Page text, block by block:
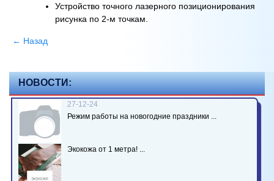
НОВОСТИ:
27-12-24
Режим работы на новогодние праздники ...
Экокожа от 1 метра! ...
Устройство точного лазерного позиционирования
рисунка по 2-м точкам.
← Назад